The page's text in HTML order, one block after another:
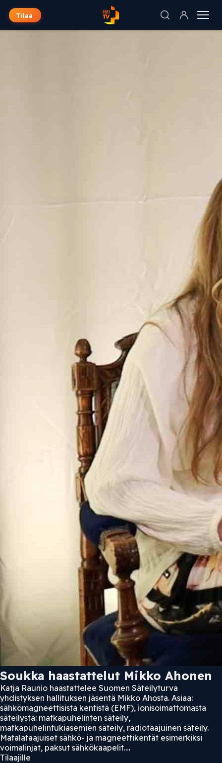
Tilaa
Soukka haastattelut Mikko Ahonen
Katja Raunio haastattelee Suomen Säteilyturva
yhdistyksen hallituksen jäsentä Mikko Ahosta. Asiaa:
sähkömagneettisista kentistä (EMF), ionisoimattomasta
säteilystä: matkapuhelinten säteily,
matkapuhelintukiasemien säteily, radiotaajuinen säteily.
Matalataajuiset sähkö- ja magneettikentät esimerkiksi
voimalinjat, paksut sähkökaapelit.…
Tilaajille